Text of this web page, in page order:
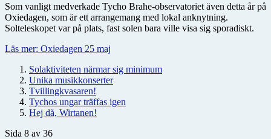
Som vanligt medverkade Tycho Brahe-observatoriet även detta år på
Oxiedagen, som är ett arrangemang med lokal anknytning.
Solteleskopet var på plats, fast solen bara ville visa sig sporadiskt.
Läs mer: Oxiedagen 25 maj
Solaktiviteten närmar sig minimum
Unika musikkonserter
Tvillingkvasaren!
Tychos ungar träffas igen
Hej då, Wirtanen!
Sida 8 av 36